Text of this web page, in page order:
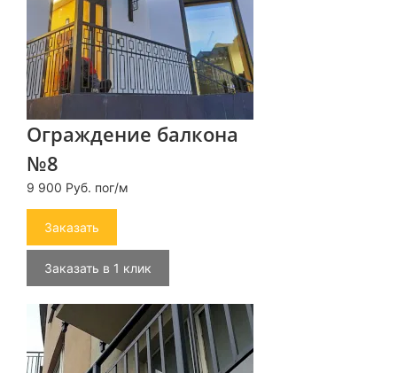
Ограждение балкона
№8
9 900 Руб. пог/м
Заказать
Заказать в 1 клик